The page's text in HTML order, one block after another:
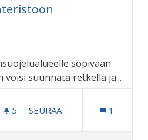
sopivaan
suunnata retkellä ja...
5 5 SEURAAJAA
SEURAA 1